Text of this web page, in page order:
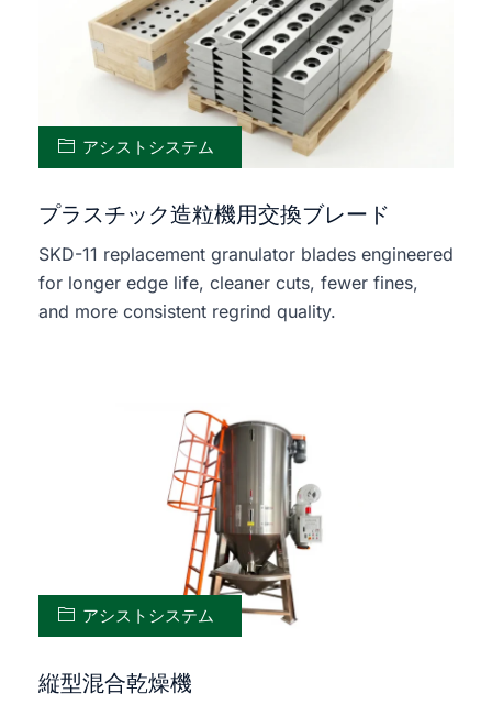
アシストシステム
プラスチック造粒機用交換ブレード
SKD-11 replacement granulator blades engineered
for longer edge life, cleaner cuts, fewer fines,
and more consistent regrind quality.
アシストシステム
縦型混合乾燥機